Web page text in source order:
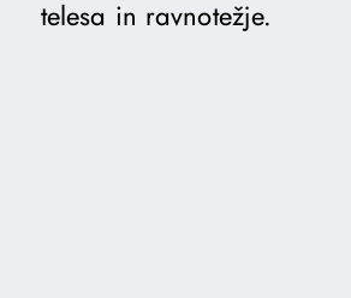
telesa in ravnotežje.